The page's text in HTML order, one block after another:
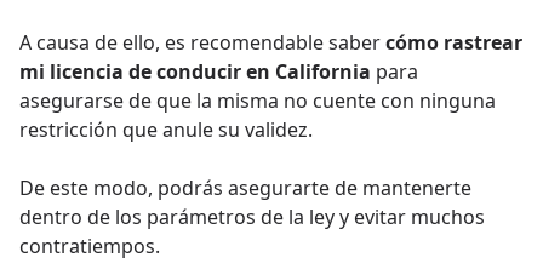
A causa de ello, es recomendable sabercómo rastrear
mi licencia de conducir en California para
asegurarse de que la misma no cuente con ninguna
restricción que anule su validez.
De este modo, podrás asegurarte de mantenerte
dentro de los parámetros de la ley y evitar muchos
contratiempos.